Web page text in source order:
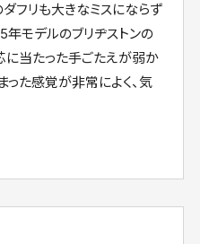
フリも大きなミスにならず
年モデルのブリヂストンの
に当たった手ごたえが弱か
った感覚が非常によく、気